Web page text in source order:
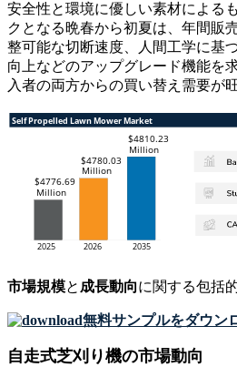
安全性と環境に優しい素材による
クとなる晩春から初夏は、年間販
整可能な切断速度、人間工学に基
向上などのアップグレード機能を
入者の両方からの買い替え需要が
市場規模と成長動向に関する包括
無料サンプルをダウン
自走式芝刈り機の市場動向